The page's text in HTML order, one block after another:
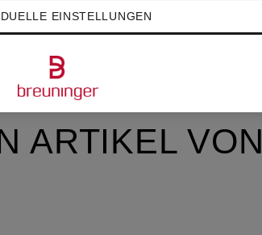
ARTIKEL VON
EINSTELLUNGEN